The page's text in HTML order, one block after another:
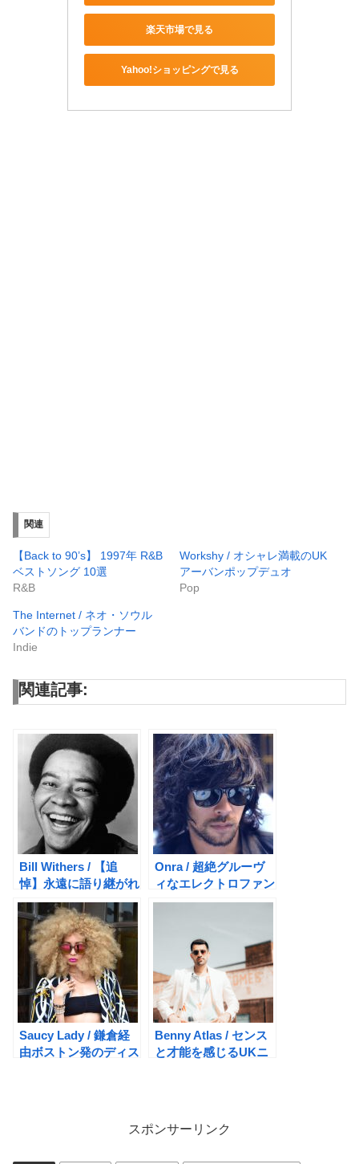
楽天市場で見る
Yahoo!ショッピングで見る
関連
【Back to 90’s】 1997年 R&B
ベストソング 10選
R&B
Workshy / オシャレ満載のUK
アーバンポップデュオ
Pop
The Internet / ネオ・ソウル
バンドのトップランナー
Indie
関連記事:
Bill Withers / 【追
悼】永遠に語り継がれ
る名曲達を聴こう
Onra / 超絶グルーヴ
ィなエレクトロファン
ク！
Saucy Lady / 鎌倉経
由ボストン発のディス
Benny Atlas / センス
と才能を感じるUKニ
スポンサーリンク